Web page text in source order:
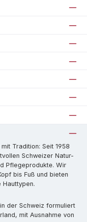
Tradition: Seit 1958
Schweizer Natur-
Pflegeprodukte. Wir
bis Fuß und bieten
der Schweiz formuliert
mit Ausnahme von